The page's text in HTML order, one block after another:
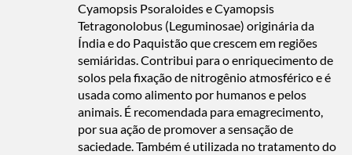
Cyamopsis Psoraloides e Cyamopsis
Tetragonolobus (Leguminosae) originária da
Índia e do Paquistão que crescem em regiões
semiáridas. Contribui para o enriquecimento de
solos pela fixação de nitrogênio atmosférico e é
usada como alimento por humanos e pelos
animais. É recomendada para emagrecimento,
por sua ação de promover a sensação de
saciedade. Também é utilizada no tratamento do